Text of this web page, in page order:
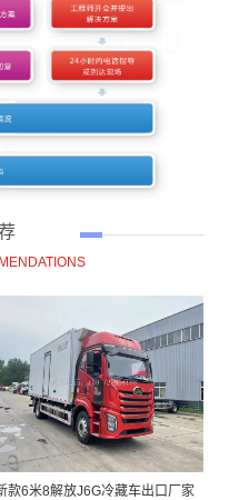
款6米8解放J6G冷藏车出口厂家